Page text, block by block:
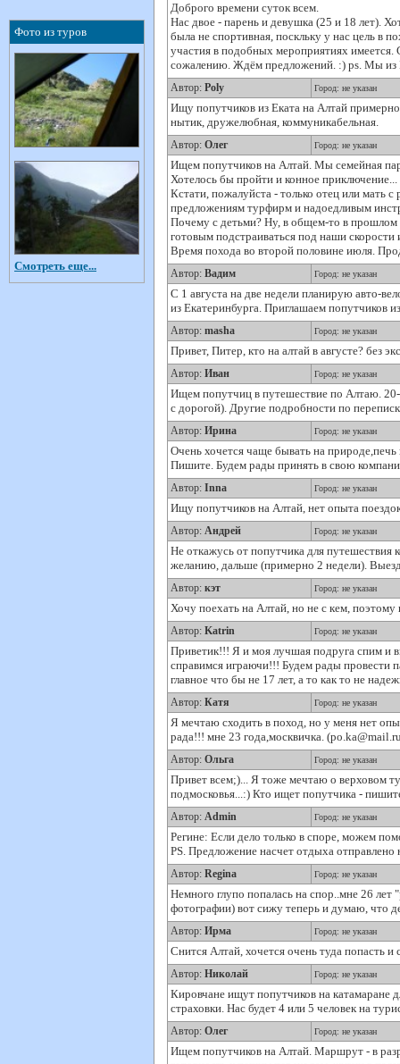
Фото из туров
Смотреть еще...
Доброго времени суток всем.
Нас двое - парень и девушка (25 и 18 лет).
была не спортивная, поскльку у нас цель в
участия в подобных мероприятиях
сожалению. Ждём предложений. :) ps. Мы из
Автор: Poly Город: не указан
Ищу попутчиков из Еката на Алтай
нытик, дружелюбная, коммуникабельная.
Автор: Олег Город: не указан
Ищем попутчиков на Алтай. Мы семейная
Хотелось бы пройти и конное
Кстати, пожалуйста - только отец или мать
предложениям турфирм и надоедливым
Почему с детьми? Ну, в общем-то в прошлом
готовым подстраиваться под наши
Время похода во второй половине июля.
Автор: Вадим Город: не указан
С 1 августа на две недели планирую авто-
из Екатеринбурга. Приглашаем попутчиков
Автор: masha Город: не указан
Привет, Питер, кто на алтай в августе? без
Автор: Иван Город: не указан
Ищем попутчиц в путешествие по Алтаю. 20-
с дорогой). Другие подробности по
Автор: Ирина Город: не указан
Очень хочется чаще бывать на
Пишите. Будем рады принять в свою
Автор: Inna Город: не указан
Ищу попутчиков на Алтай, нет опыта
Автор: Андрей Город: не указан
Не откажусь от попутчика для путешествия
желанию, дальше (примерно 2 недели).
Автор: кэт Город: не указан
Хочу поехать на Алтай, но не с кем,
Автор: Katrin Город: не указан
Приветик!!! Я и моя лучшая подруга спим и
справимся играючи!!! Будем рады провести
главное что бы не 17 лет, а то как то не
Автор: Катя Город: не указан
Я мечтаю сходить в поход, но у меня нет
рада!!! мне 23 года,москвичка.
Автор: Ольга Город: не указан
Привет всем;)... Я тоже мечтаю о верховом
подмосковья...:) Кто ищет попутчика -
Автор: Admin Город: не указан
Регине: Если дело только в споре, можем
PS. Предложение насчет отдыха отправлено
Автор: Regina Город: не указан
Немного глупо попалась на спор..мне 26 лет
фотографии) вот сижу теперь и думаю, что
Автор: Ирма Город: не указан
Снится Алтай, хочется очень туда попасть и
Автор: Николай Город: не указан
Кировчане ищут попутчиков на катамаране
страховки. Нас будет 4 или 5 человек на
Автор: Олег Город: не указан
Ищем попутчиков на Алтай. Маршрут - в